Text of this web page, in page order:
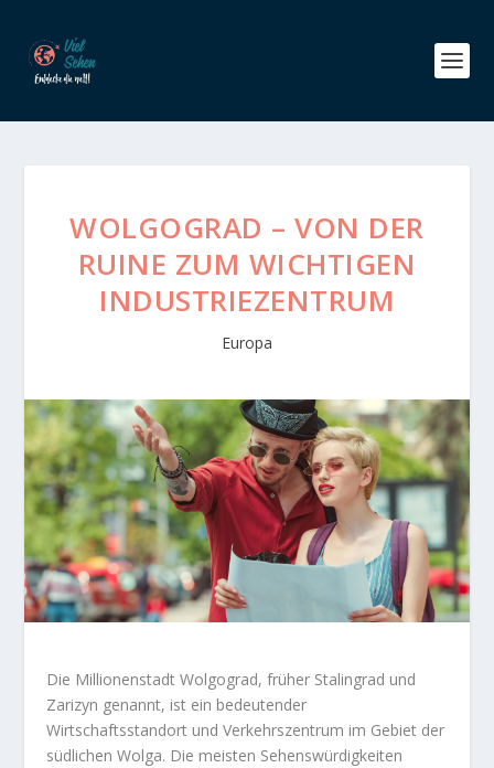
WOLGOGRAD – VON DER
RUINE ZUM WICHTIGEN
INDUSTRIEZENTRUM
Europa
Die Millionenstadt Wolgograd, früher Stalingrad und
Zarizyn genannt, ist ein bedeutender
Wirtschaftsstandort und Verkehrszentrum im Gebiet der
südlichen Wolga. Die meisten Sehenswürdigkeiten